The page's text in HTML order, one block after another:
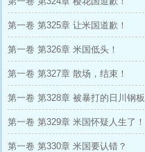
第一卷 第325章 让米国道歉！
第一卷 第326章 米国低头！
第一卷 第327章 散场，结束！
第一卷 第328章 被暴打的日川钢板
第一卷 第329章 米国怀疑人生了！
第一卷 第330章 米国要认错？